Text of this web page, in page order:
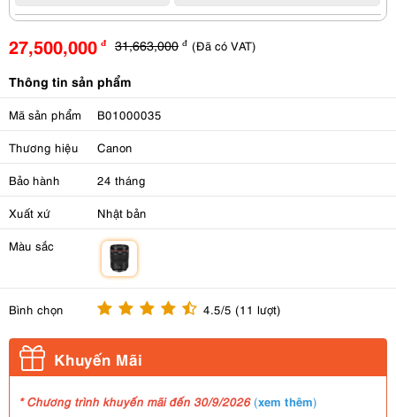
27,500,000 đ 31,663,000 đ (Đã có VAT)
Thông tin sản phẩm
Mã sản phẩm B01000035
Thương hiệu Canon
Bảo hành 24 tháng
Xuất xứ Nhật bản
Màu sắc
Bình chọn 4.5/5 (11 lượt)
Khuyến Mãi
* Chương trình khuyến mãi đến 30/9/2026 (xem thêm)